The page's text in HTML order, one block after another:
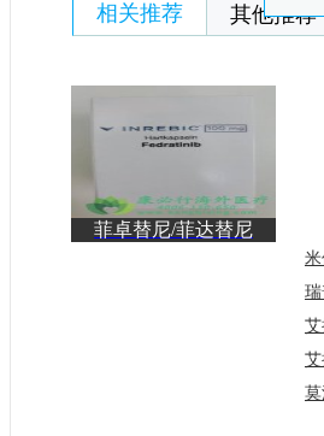
相关推荐 其他推荐
菲卓替尼/菲达替尼